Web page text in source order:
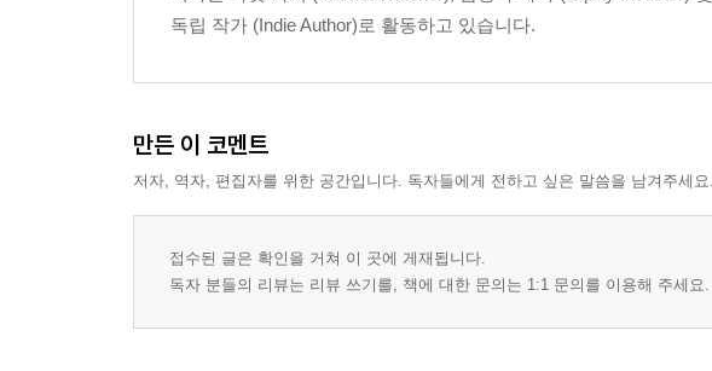
독립 작가 (Indie Author)로 활동하고 있습니다.
만든 이 코멘트
저자, 역자, 편집자를 위한 공간입니다. 독자들에게 전하고 싶은 말씀을 남겨주세요.
접수된 글은 확인을 거쳐 이 곳에 게재됩니다.
독자 분들의 리뷰는 리뷰 쓰기를, 책에 대한 문의는 1:1 문의를 이용해 주세요.